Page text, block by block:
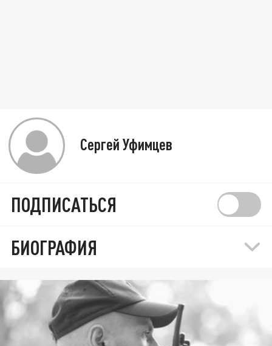
Сергей Уфимцев
ПОДПИСАТЬСЯ
БИОГРАФИЯ